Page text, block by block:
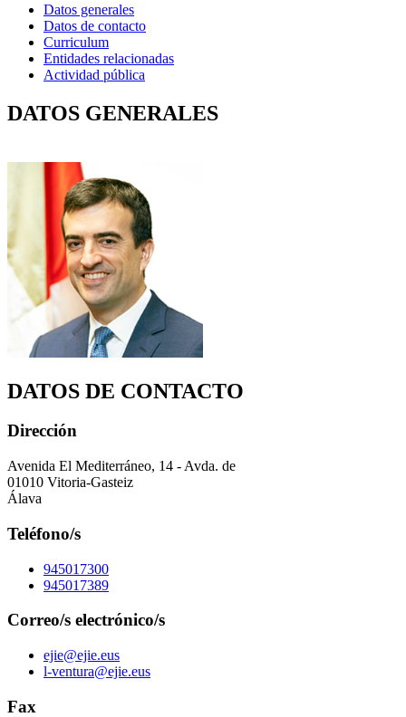
Datos generales
Datos de contacto
Curriculum
Entidades relacionadas
Actividad pública
DATOS GENERALES
DATOS DE CONTACTO
Dirección
Avenida El Mediterráneo, 14 - Avda. de
01010 Vitoria-Gasteiz
Álava
Teléfono/s
945017300
945017389
Correo/s electrónico/s
ejie@ejie.eus
l-ventura@ejie.eus
Fax